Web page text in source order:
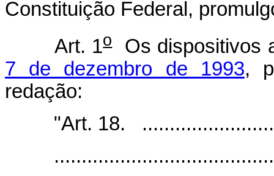
Constituição Federal,
Art. 1oOs dispositivos
7 de dezembro de 1993,
redação:
"Art. 18.